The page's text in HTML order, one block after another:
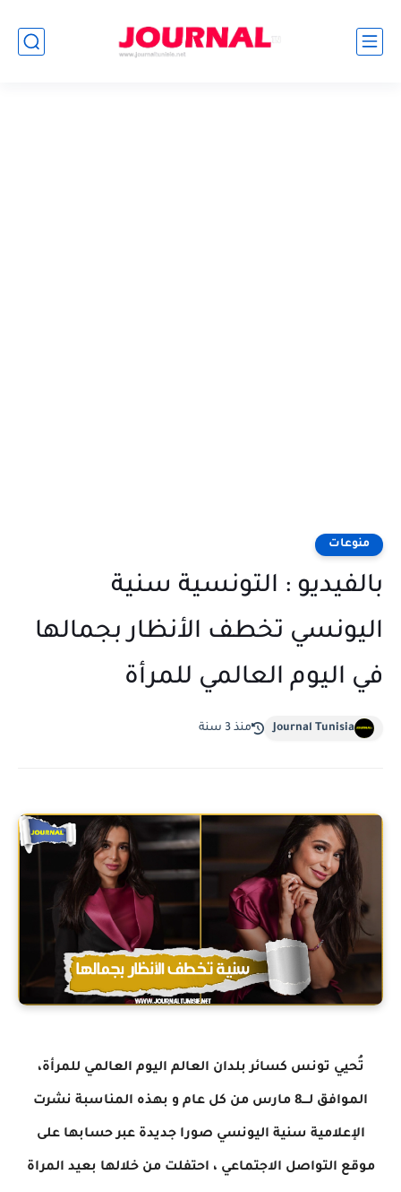
منوعات
بالفيديو : التونسية سنية
اليونسي تخطف الأنظار بجمالها
في اليوم العالمي للمرأة
Journal Tunisia منذ 3 سنة
تُحيي تونس كسائر بلدان العالم اليوم العالمي للمرأة،
الموافق لــــ8 مارس من كل عام و بهذه المناسبة نشرت
الإعلامية سنية اليونسي صورا جديدة عبر حسابها على
موقع التواصل الاجتماعي ، احتفلت من خلالها بعيد المراة